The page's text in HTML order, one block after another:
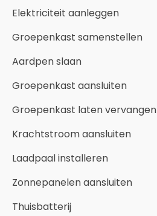
Elektriciteit aanleggen
Groepenkast samenstellen
Aardpen slaan
Groepenkast aansluiten
Groepenkast laten vervangen
Krachtstroom aansluiten
Laadpaal installeren
Zonnepanelen aansluiten
Thuisbatterij